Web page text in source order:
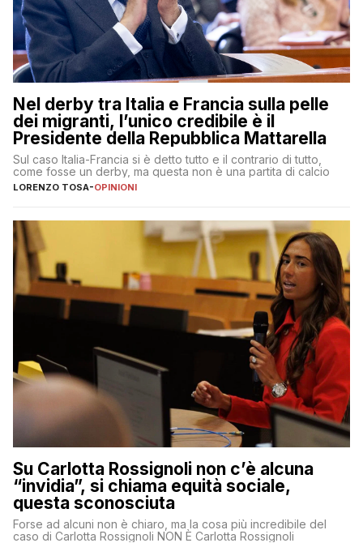
Nel derby tra Italia e Francia sulla pelle
dei migranti, l’unico credibile è il
Presidente della Repubblica Mattarella
Sul caso Italia-Francia si è detto tutto e il contrario di tutto,
come fosse un derby, ma questa non è una partita di calcio
LORENZO TOSA-OPINIONI
Su Carlotta Rossignoli non c’è alcuna
“invidia”, si chiama equità sociale,
questa sconosciuta
Forse ad alcuni non è chiaro, ma la cosa più incredibile del
caso di Carlotta Rossignoli NON È Carlotta Rossignoli